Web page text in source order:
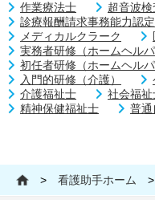
作業療法士
超音波
診療報酬請求事務能力認
メディカルクラーク
実務者研修（ホームヘルパ
初任者研修（ホームヘルパ
入門的研修（介護）
介護福祉士
社会福祉
精神保健福祉士
普通
> 看護助手ホーム